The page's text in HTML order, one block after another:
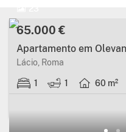
65.000 €
Apartamento em
Lácio, Roma
1 1 60 m²